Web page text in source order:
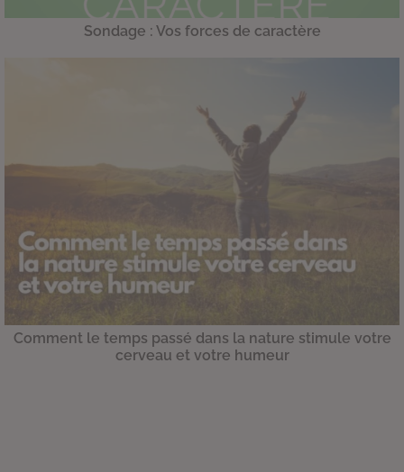
Sondage : Vos forces de caractère
Comment le temps passé dans la nature stimule votre
cerveau et votre humeur